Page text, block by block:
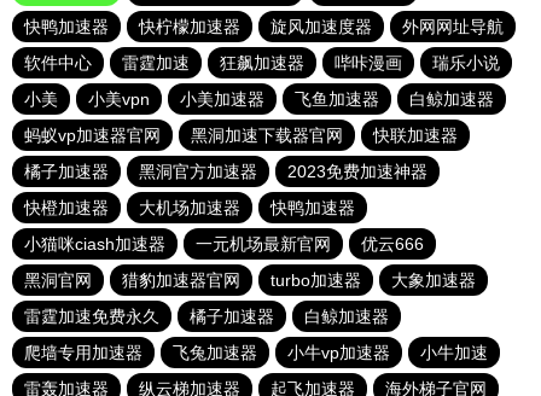
快鸭加速器
快柠檬加速器 旋风加速度器
外网网址导航
软件中心
雷霆加速 狂飙加速器 哔咔漫画
瑞乐小说
小美
小美vpn 小美加速器 飞鱼加速器
白鲸加速器
蚂蚁vp加速器官网
黑洞加速下载器官网
快联加速器
橘子加速器
黑洞官方加速器
2023免费加速神器
快橙加速器
大机场加速器
快鸭加速器
小猫咪ciash加速器
一元机场最新官网
优云666
黑洞官网
猎豹加速器官网 turbo加速器
大象加速器
雷霆加速免费永久
橘子加速器
白鲸加速器
爬墙专用加速器
飞兔加速器 小牛vp加速器
小牛加速
雷轰加速器
纵云梯加速器 起飞加速器 海外梯子官网